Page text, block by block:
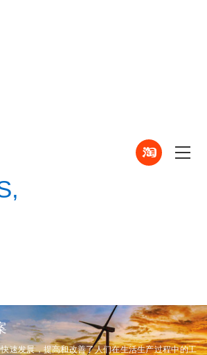
速发展，提高和改善了人们在生活生产过程中的工